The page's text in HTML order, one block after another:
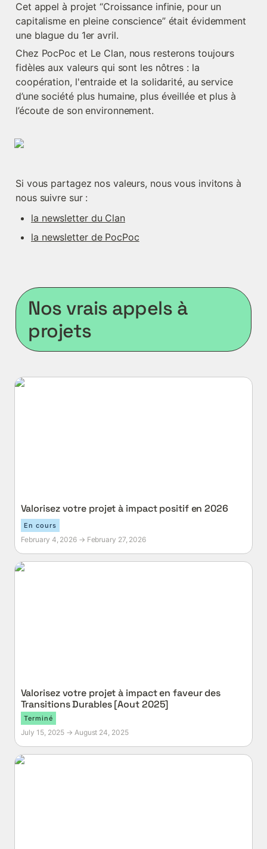
Cet appel à projet “Croissance infinie, pour un
capitalisme en pleine conscience” était évidemment
une blague du 1er avril.
Chez PocPoc et Le Clan, nous resterons toujours
fidèles aux valeurs qui sont les nôtres : la
coopération, l'entraide et la solidarité, au service
d’une société plus humaine, plus éveillée et plus à
l’écoute de son environnement.
Si vous partagez nos valeurs, nous vous invitons à
nous suivre sur :
la newsletter du Clan
la newsletter de PocPoc
Nos vrais appels à
projets
Valorisez votre projet à impact positif en 2026
Valorisez votre projet à impact positif en 2026
En cours
February 4, 2026 → February 27, 2026
Valorisez votre projet à impact en faveur des
Valorisez votre projet à impact en faveur des
Transitions Durables [Aout 2025]
Terminé
July 15, 2025 → August 24, 2025
Lumière sur l’ESS dans l’Ouest